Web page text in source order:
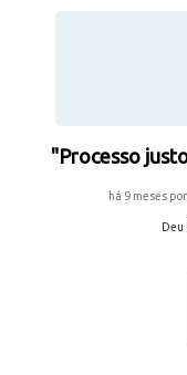
"Processo
há 9 meses
Deu